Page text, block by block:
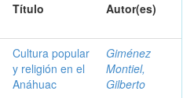
Título Autor(es)
Cultura popular
y religión en el
Anáhuac
Giménez
Montiel,
Gilberto